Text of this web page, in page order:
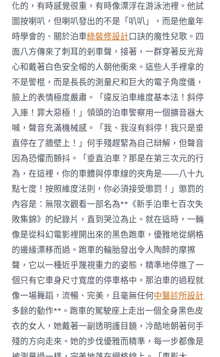
化的，有時感覺很重，有時像漂浮在游泳池裡。他試
圖按喇叭，但喇叭發出的不是「叭叭」，而是他童年
時學會的、關於泊車綠裝修設計口訣的魔性兒歌。四
面八方傳來了刺耳的剎車聲，接著，一群穿著反光背
心和戴著白色安全帽的人朝他衝來。這些人手裡拿的
不是警棍，而是長長的測量尺和巨大的電子角度儀，
臉上的表情極度嚴肅。「違反泊車維度基本法！斜停
入庫！罪大惡極！」領頭的泊車警察用一個擴音器大
喊，聲音充滿機械感。「我、我沒有斜停！我只是垂
直停在了牆壁上！」何手殘趕緊為自己辯解，但聲音
因為恐懼而顫抖。「垂直泊車？那是在第三次元的行
為，在這裡，你的車體與停車線的夾角是——八十九
點七度！按照維度法則，你必須接受懲罰！」懲罰的
內容是：無限次觀看一部名為**《新手泊車七百次失
敗集錦》的紀錄片，直到哭泣為止。就在這時，一輛
像是從科幻電影裡開出來的黑色跑車，優雅地從網格
的邊緣漂移而過。跑車的輪胎發出令人陶醉的摩擦
聲，它以一種近乎蔑視重力的姿態，精準地停進了一
個只有它車身尺寸寬度的停車格中。那泊車的過程就
像一場舞蹈，流暢、完美，且毫無任何中醫診所設計
多餘的動作**。跑車的駕駛座上走出一個全身黑色皮
衣的女人，她戴著一副透明護目鏡，冷酷地朝著何手
殘的方向走來。她的步伐優雅而精準，每一步都像是